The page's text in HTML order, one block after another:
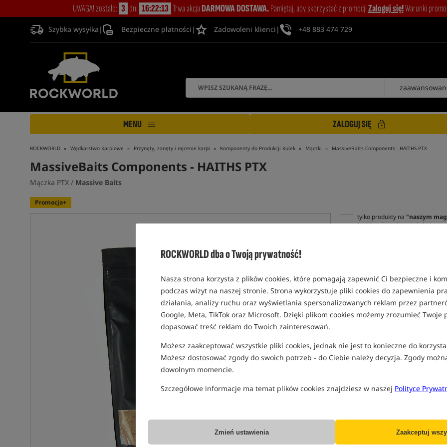
ROCKWORLD dba o Twoją prywatność!
Nasza strona korzysta z plików cookies, które pomagają zapewnić Ci bezpieczne i
podczas wizyt na naszej stronie. Strona wykorzystuje pliki cookies do zapewnienia
działania, analizy ruchu oraz wyświetlania spersonalizowanych reklam przez
Google, Meta, TikTok oraz Microsoft. Dzięki plikom cookies możemy zrozumieć Twoje
dopasować treść reklam do Twoich zainteresowań.
Możesz zaakceptować wszystkie pliki cookies, jednak nie jest to konieczne do
Możesz dostosować zgody do swoich potrzeb - do Ciebie należy decyzja. Zgody
dowolnym momencie.
Szczegółowe informacje ma temat plików cookies znajdziesz w naszej Polityce
Zmień ustawienia Zaakceptuj
UWAGA! zostało: 3 dni 16:22:12 Trwa akcjaDARMOWA DOSTAWA.Pamiętaj, aby skorzystać z promocjiZaloguj się!Warunki
Szybka wysyłka | Bezpieczne płatności | Zadowoleni klienci | +48 883 474 729
MENU ZALOGUJ SIĘ
ROCKWORLD Wędkarstwo Karpiowe Przynęty, zanęty i nęcenie karpi Komponenty do Produkcji Kulek Mączki MassiveBaits Components - HAITHS PTX
MassiveBaits Components - HAITHS PTX
Mączka PTX / Massive Baits
Promocja+
tylko produkty na "naszym
(część opcji mogła zostać ukryta
MPN: HS007
EAN: 5901912661547
0,13
SPODZIEWANA WYSYŁKA
Wszystkie podane ceny zawierają
7.99 PLN